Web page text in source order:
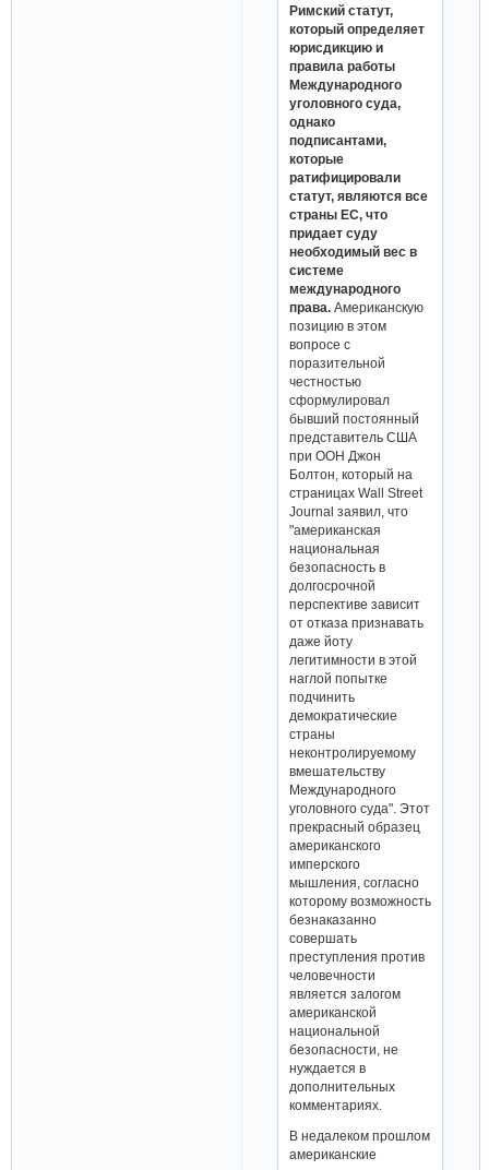
Римский статут,
который определяет
юрисдикцию и
правила работы
Международного
уголовного суда,
однако
подписантами,
которые
ратифицировали
статут, являются все
страны ЕС, что
придает суду
необходимый вес в
системе
международного
права. Американскую
позицию в этом
вопросе с
поразительной
честностью
сформулировал
бывший постоянный
представитель США
при ООН Джон
Болтон, который на
страницах Wall Street
Journal заявил, что
"американская
национальная
безопасность в
долгосрочной
перспективе зависит
от отказа признавать
даже йоту
легитимности в этой
наглой попытке
подчинить
демократические
страны
неконтролируемому
вмешательству
Международного
уголовного суда". Этот
прекрасный образец
американского
имперского
мышления, согласно
которому возможность
безнаказанно
совершать
преступления против
человечности
является залогом
американской
национальной
безопасности, не
нуждается в
дополнительных
комментариях.
В недалеком прошлом
американские